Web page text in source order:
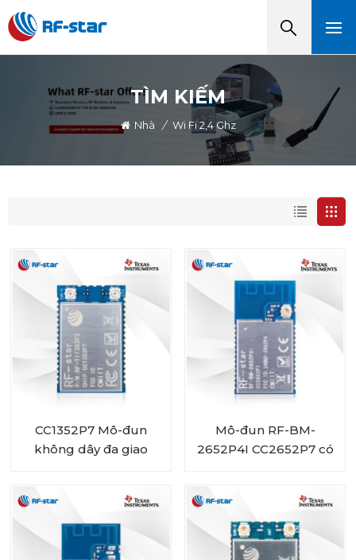
TÌM KIẾM
Nhà / Wi Fi 2,4 Ghz
CC1352P7 Mô-đun
không dây đa giao
Mô-đun RF-BM-
2652P4I CC2652P7 có